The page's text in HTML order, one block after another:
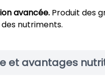
avancée. Produit des
nutriments.
et avantages